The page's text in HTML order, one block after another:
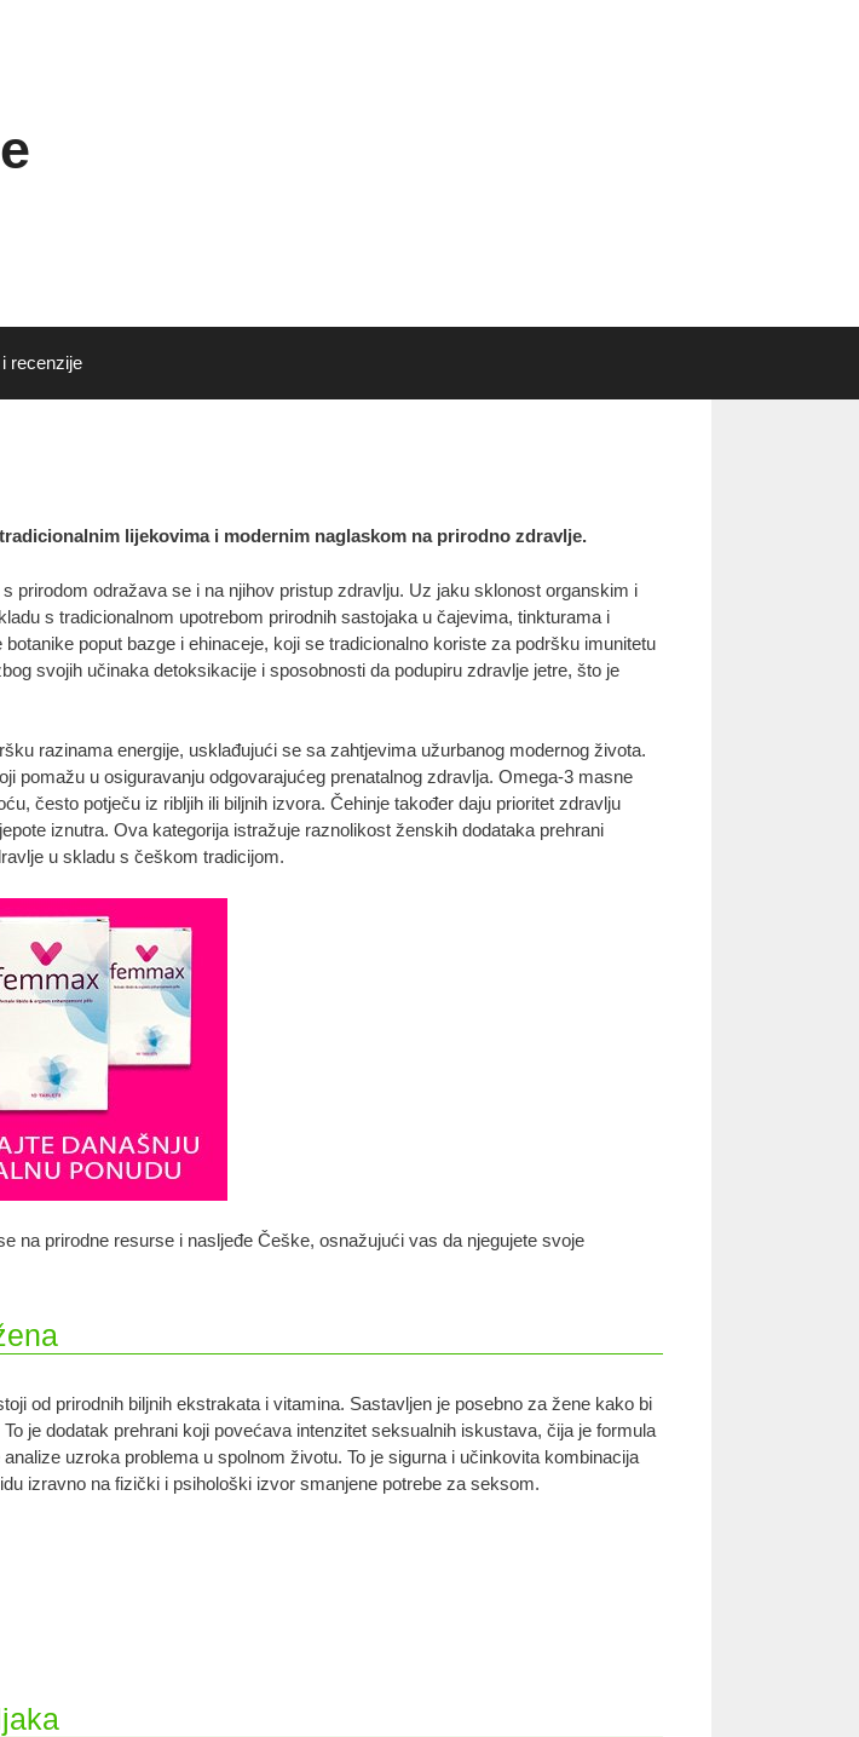
recenzije
lijekovima i modernim naglaskom na prirodno zdravlje.
prirodom odražava se i na njihov pristup zdravlju. Uz jaku sklonost organskim i
s tradicionalnom upotrebom prirodnih sastojaka u čajevima, tinkturama i
poput bazge i ehinaceje, koji se tradicionalno koriste za podršku imunitetu
svojih učinaka detoksikacije i sposobnosti da podupiru zdravlje jetre, što je
razinama energije, usklađujući se sa zahtjevima užurbanog modernog života.
pomažu u osiguravanju odgovarajućeg prenatalnog zdravlja. Omega-3 masne
često potječu iz ribljih ili biljnih izvora. Čehinje također daju prioritet zdravlju
iznutra. Ova kategorija istražuje raznolikost ženskih dodataka prehrani
u skladu s češkom tradicijom.
na prirodne resurse i nasljeđe Češke, osnažujući vas da njegujete svoje
od prirodnih biljnih ekstrakata i vitamina. Sastavljen je posebno za žene kako bi
je dodatak prehrani koji povećava intenzitet seksualnih iskustava, čija je formula
uzroka problema u spolnom životu. To je sigurna i učinkovita kombinacija
izravno na fizički i psihološki izvor smanjene potrebe za seksom.